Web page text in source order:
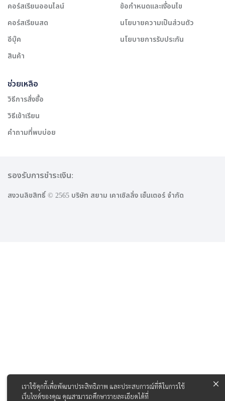
คอร์สเรียนออนไลน์
คอร์สเรียนสด
อีบุ๊ค
สินค้า
ข้อกำหนดและเงื่อนไข
นโยบายความเป็นส่วนตัว
นโยบายการรับประกัน
ช่วยเหลือ
วิธีการสั่งซื้อ
วิธีเข้าเรียน
คำถามที่พบบ่อย
สงวนลิขสิทธิ์ © 2565 บริษัท สยาม เคาเซิลลิ่ง เซ็นเตอร์ จำกัด
รองรับการชำระเงิน:
เราใช้คุกกี้เพื่อพัฒนาประสิทธิภาพ และประสบการณ์ที่ดีในการใช้
เว็บไซต์ของคุณ คุณสามารถศึกษารายละเอียดได้ที่